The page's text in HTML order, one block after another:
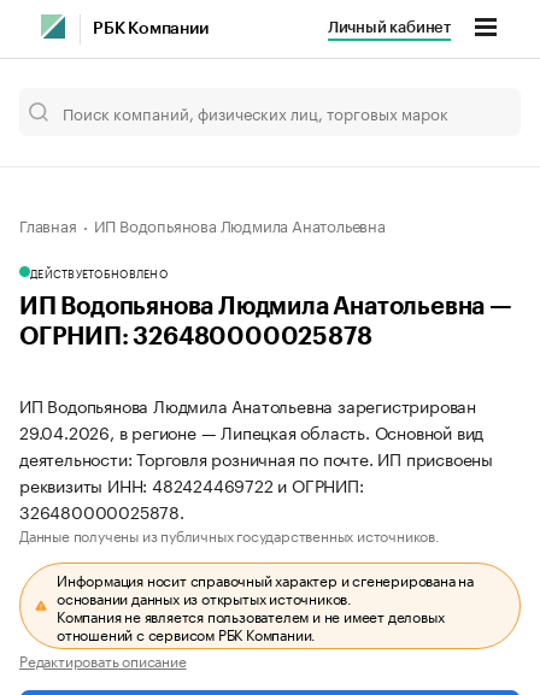
РБК Компании Личный кабинет
Главная ИП Водопьянова Людмила Анатольевна
ДЕЙСТВУЕТОБНОВЛЕНО
ИП Водопьянова Людмила Анатольевна —
ОГРНИП: 326480000025878
ИП Водопьянова Людмила Анатольевна зарегистрирован
29.04.2026, в регионе — Липецкая область. Основной вид
деятельности: Торговля розничная по почте. ИП присвоены
реквизиты ИНН: 482424469722 и ОГРНИП:
326480000025878.
Данные получены из публичных государственных источников.
Информация носит справочный характер и сгенерирована на
основании данных из открытых источников.
Компания не является пользователем и не имеет деловых
отношений с сервисом РБК Компании.
Редактировать описание